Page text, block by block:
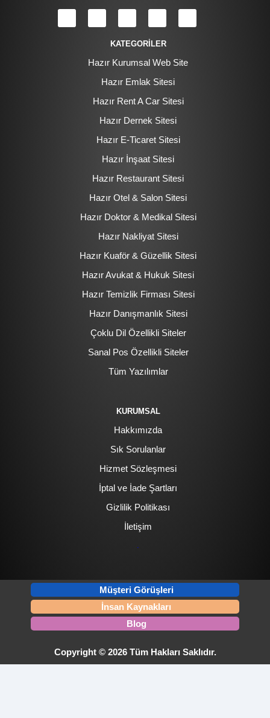
KATEGORİLER
Hazır Kurumsal Web Site
Hazır Emlak Sitesi
Hazır Rent A Car Sitesi
Hazır Dernek Sitesi
Hazır E-Ticaret Sitesi
Hazır İnşaat Sitesi
Hazır Restaurant Sitesi
Hazır Otel & Salon Sitesi
Hazır Doktor & Medikal Sitesi
Hazır Nakliyat Sitesi
Hazır Kuaför & Güzellik Sitesi
Hazır Avukat & Hukuk Sitesi
Hazır Temizlik Firması Sitesi
Hazır Danışmanlık Sitesi
Çoklu Dil Özellikli Siteler
Sanal Pos Özellikli Siteler
Tüm Yazılımlar
KURUMSAL
Hakkımızda
Sık Sorulanlar
Hizmet Sözleşmesi
İptal ve İade Şartları
Gizlilik Politikası
İletişim
Müşteri Görüşleri
İnsan Kaynakları
Blog
Copyright © 2026 Tüm Hakları Saklıdır.